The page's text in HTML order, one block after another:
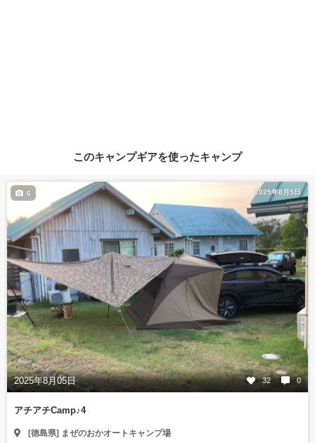
このキャンプギアを使ったキャンプ
2025年8月5日
2025年8月05日 32 0
6
アチアチCamp♪4
[徳島県] まぜのおかオートキャンプ場